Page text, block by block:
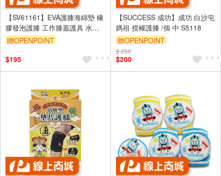
【SV61161】EVA護膝海綿墊 橡
膠發泡護膝 工作膝蓋護具 水電
工 木工 水泥工護膝跪墊 安全護
贈OPENPOINT
$195
【SUCCESS 成功】成功 白沙屯
媽祖 授權護膝 /個 中 S5118
贈OPENPOINT
$ 250
$200